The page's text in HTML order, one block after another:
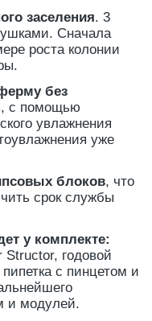
заселения. 3
Сначала
роста колонии
без
с помощью
увлажнения
уже
блоков, что
срок службы
у комплекте:
Structor, годовой
с пинцетом и
и модулей.